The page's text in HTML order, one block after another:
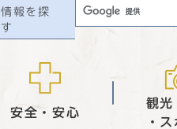
情報を探
す
安全・安心
観光
・